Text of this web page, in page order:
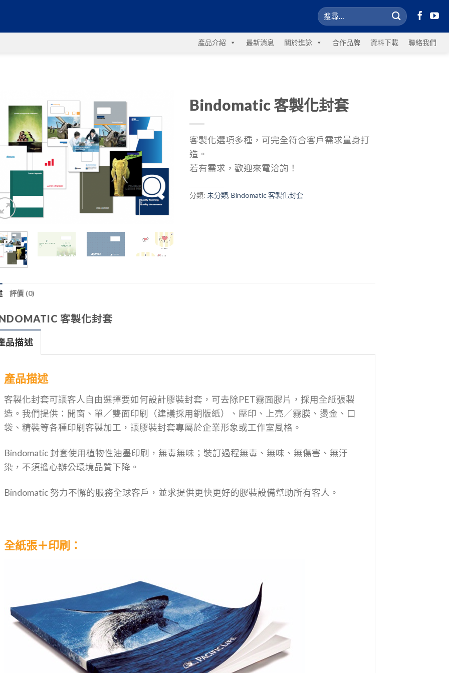
產品介紹 最新消息 關於進詠 合作品牌 資料下載 聯絡我們
清單
Bindomatic 客製化封套
客製化選項多種，可完全符合客戶需求量身打
造。
若有需求，歡迎來電洽詢！
分類: 未分類, Bindomatic 客製化封套
評價 (0)
客製化封套
品描述
產品描述
客製化封套可讓客人自由選擇要如何設計膠裝封套，可去除PET霧面膠片，採用全紙張製
造。我們提供：開窗、單／雙面印刷（建議採用銅版紙）、壓印、上亮／霧膜、燙金、口
袋、精裝等各種印刷客製加工，讓膠裝封套專屬於企業形象或工作室風格。
Bindomatic 封套使用植物性油墨印刷，無毒無味；裝訂過程無毒、無味、無傷害、無汙
染，不須擔心辦公環境品質下降。
Bindomatic 努力不懈的服務全球客戶，並求提供更快更好的膠裝設備幫助所有客人。
全紙張＋印刷：